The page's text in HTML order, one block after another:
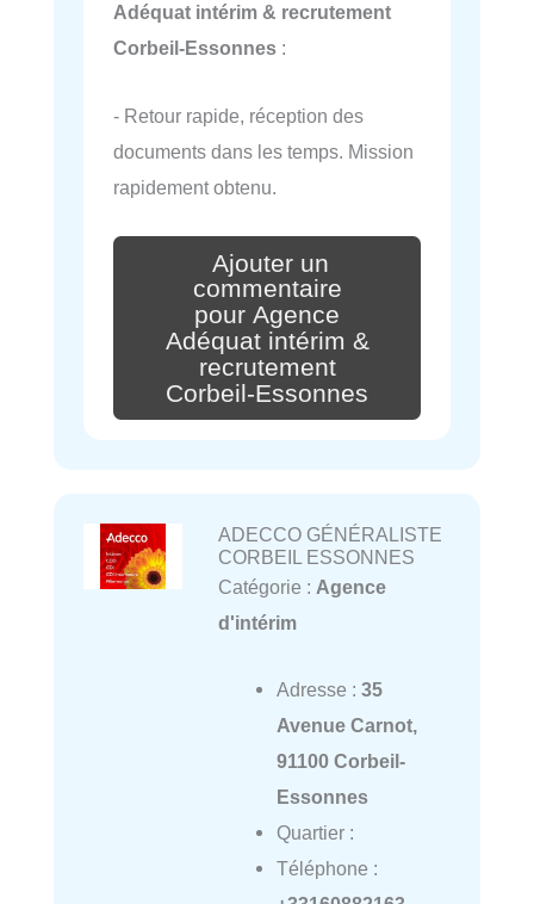
Adéquat intérim & recrutement
Corbeil-Essonnes :
- Retour rapide, réception des
documents dans les temps. Mission
rapidement obtenu.
Ajouter un
commentaire
pour Agence
Adéquat intérim &
recrutement
Corbeil-Essonnes
ADECCO GÉNÉRALISTE
CORBEIL ESSONNES
Catégorie : Agence
d'intérim
Adresse : 35
Avenue Carnot,
91100 Corbeil-
Essonnes
Quartier :
Téléphone :